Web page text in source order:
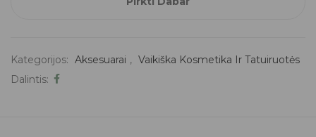
Kategorijos: Aksesuarai , Vaikiška Kosmetika Ir Tatuiruotės
Dalintis: